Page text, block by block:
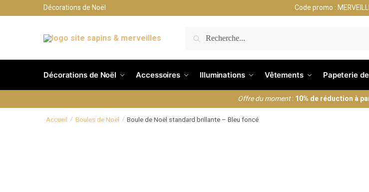
Décorations de Noël Code promo :
RECHERCHE
Décorations de Noël Accessoires Illuminations Vêtements Papeterie
Offre du moment: 10% de réduction à
Accueil / Boules de Noël / Boule de Noël standard brillante – Bleu foncé